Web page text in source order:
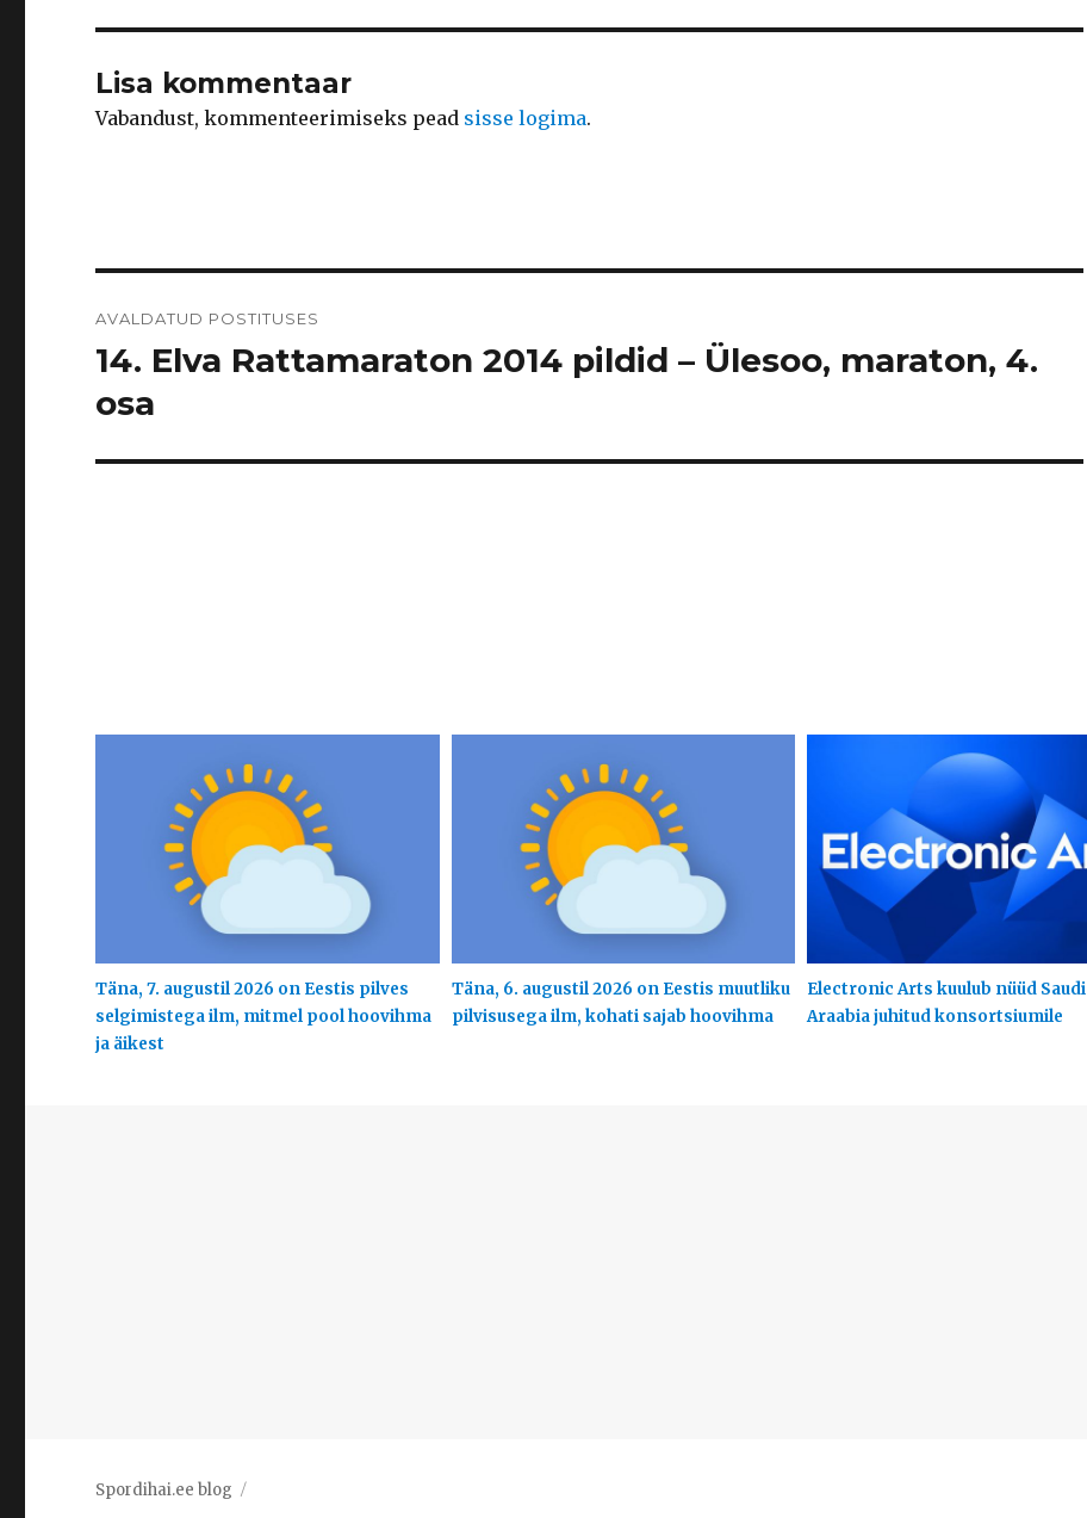
Lisa kommentaar
Vabandust, kommenteerimiseks pead sisse logima.
AVALDATUD POSTITUSES
14. Elva Rattamaraton 2014 pildid – Ülesoo, maraton, 4.
osa
Täna, 7. augustil 2026 on Eestis pilves
selgimistega ilm, mitmel pool hoovihma
ja äikest
Täna, 6. augustil 2026 on Eestis muutliku
pilvisusega ilm, kohati sajab hoovihma
Electronic Arts kuulub nüüd Saudi
Araabia juhitud konsortsiumile
Spordihai.ee blog